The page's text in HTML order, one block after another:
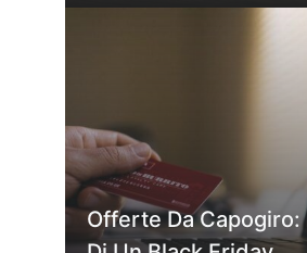
Offerte Da Capogiro: